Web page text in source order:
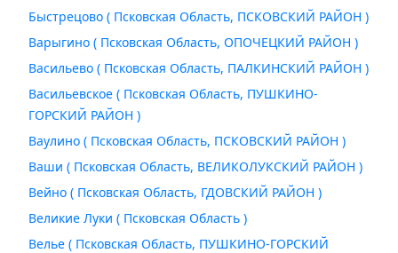
Быстрецово ( Псковская Область, ПСКОВСКИЙ РАЙОН )
Варыгино ( Псковская Область, ОПОЧЕЦКИЙ РАЙОН )
Васильево ( Псковская Область, ПАЛКИНСКИЙ РАЙОН )
Васильевское ( Псковская Область, ПУШКИНО-
ГОРСКИЙ РАЙОН )
Ваулино ( Псковская Область, ПСКОВСКИЙ РАЙОН )
Ваши ( Псковская Область, ВЕЛИКОЛУКСКИЙ РАЙОН )
Вейно ( Псковская Область, ГДОВСКИЙ РАЙОН )
Великие Луки ( Псковская Область )
Велье ( Псковская Область, ПУШКИНО-ГОРСКИЙ